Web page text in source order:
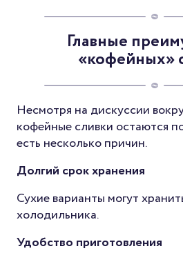
Главные
«кофейных»
Несмотря на дискуссии
кофейные сливки остаются
есть несколько причин.
Долгий срок хранения
Сухие варианты могут
холодильника.
Удобство приготовления